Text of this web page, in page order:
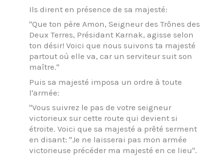
Ils dirent en présence de sa majesté:
"Que ton père Amon, Seigneur des Trônes des
Deux Terres, Présidant Karnak, agisse selon
ton désir! Voici que nous suivons ta majesté
partout où elle va, car un serviteur suit son
maître."
Puis sa majesté imposa un ordre à toute
l'armée:
"Vous suivrez le pas de votre seigneur
victorieux sur cette route qui devient si
étroite. Voici que sa majesté a prêté serment
en disant: "Je ne laisserai pas mon armée
victorieuse précéder ma majesté en ce lieu".